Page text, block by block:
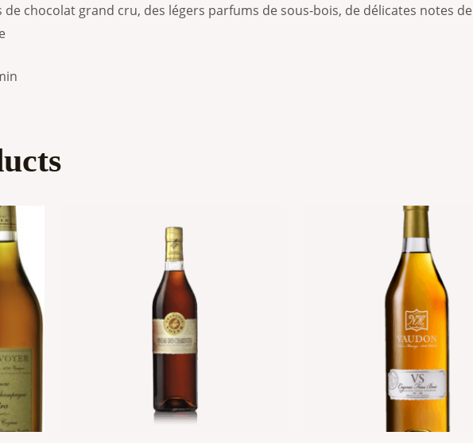
chocolat grand cru, des légers parfums de sous-bois, de délicates notes